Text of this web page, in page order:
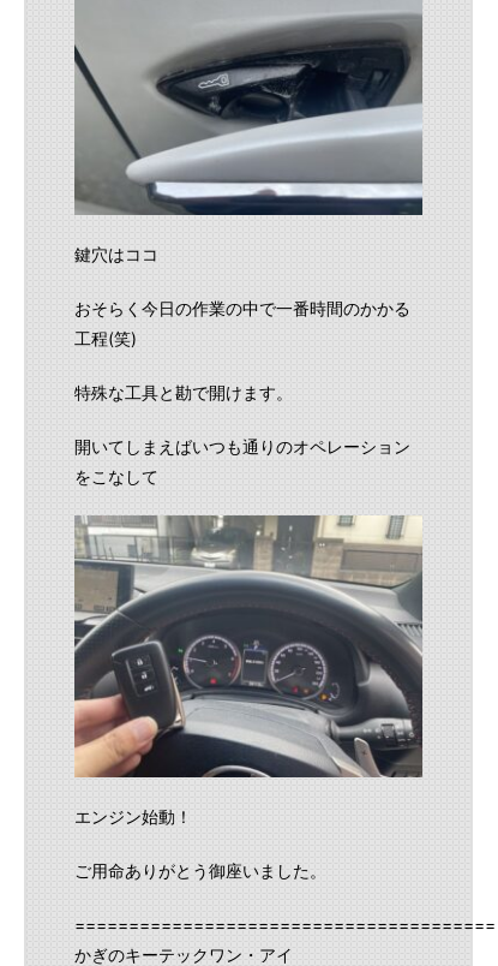
鍵穴はココ
おそらく今日の作業の中で一番時間のかかる
工程(笑)
特殊な工具と勘で開けます。
開いてしまえばいつも通りのオペレーション
をこなして
エンジン始動！
ご用命ありがとう御座いました。
かぎのキーテックワン・アイ